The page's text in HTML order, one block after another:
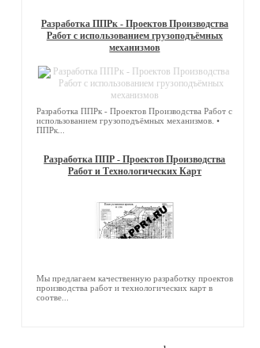
Разработка ППРк - Проектов Производства
Работ с использованием грузоподъёмных
механизмов
Разработка ППРк - Проектов Производства Работ с
использованием грузоподъёмных механизмов. •
ППРк...
Разработка ППР - Проектов Производства
Работ и Технологических Карт
Мы предлагаем качественную разработку проектов
производства работ и технологических карт в
соотве...